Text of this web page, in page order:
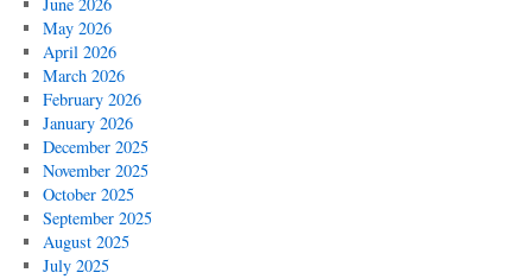
May 2026
April 2026
March 2026
February 2026
January 2026
December 2025
November 2025
October 2025
September 2025
August 2025
July 2025